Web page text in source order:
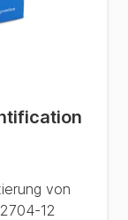
von
12